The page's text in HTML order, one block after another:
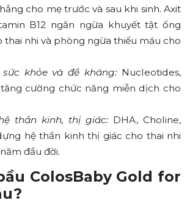
cho mẹ trước và sau khi sinh. Axit
B12 ngăn ngừa khuyết tật ống
thai nhi và phòng ngừa thiếu máu cho
khỏe và đề kháng: Nucleotides,
tăng cường chức năng miễn dịch cho
thần kinh, thị giác: DHA, Choline,
hệ thần kinh thị giác cho thai nhi
đầu đời.
ColosBaby Gold for